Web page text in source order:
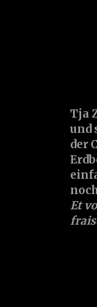
Tja
und
der
Et